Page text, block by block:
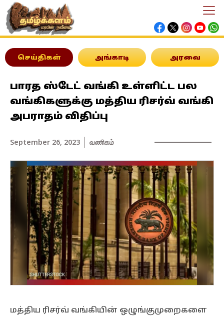
செய்திகள் அங்காடி அரவை
பாரத ஸ்டேட் வங்கி உள்ளிட்ட பல
வங்கிகளுக்கு மத்திய ரிசர்வ் வங்கி
அபராதம் விதிப்பு
September 26, 2023 வணிகம்
மத்திய ரிசர்வ் வங்கியின் ஒழுங்குமுறைகளை